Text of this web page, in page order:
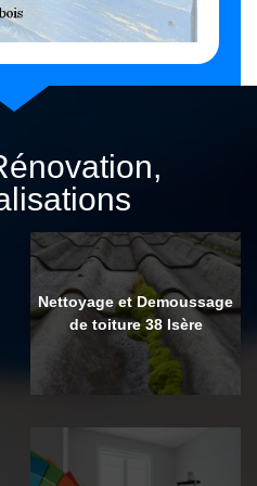
Nettoyage et Demoussage
de toiture 38 Isère